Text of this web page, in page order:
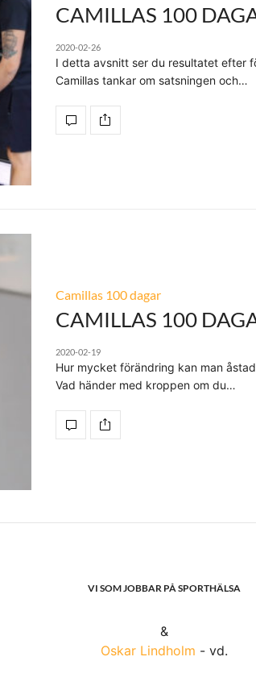
CAMILLAS 100
2020-02-26
I detta avsnitt ser du resultatet efter
Camillas tankar om satsningen och…
Camillas 100 dagar
CAMILLAS 100
2020-02-19
Hur mycket förändring kan man
Vad händer med kroppen om du…
VI SOM JOBBAR PÅ SPORTHÄLSA
&
Oskar Lindholm - vd.